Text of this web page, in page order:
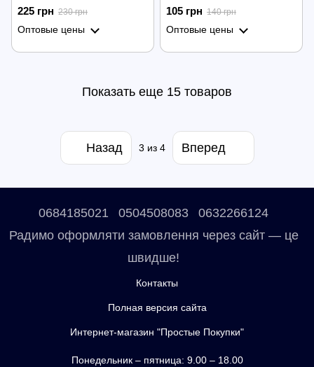
лентяйка
225 грн 230 грн
Оптовые цены
SHOCK PAD для стиральной
машины, холодильника и
мебели
105 грн 140 грн
Оптовые цены
Показать еще 15 товаров
Назад 3 из 4 Вперед
0684185021 0504508083
0632266124
Радимо оформляти замовлення через сайт — це
швидше!
Контакты
Полная версия сайта
Интернет-магазин "Простые Покупки"
Понедельник – пятница: 9.00 – 18.00